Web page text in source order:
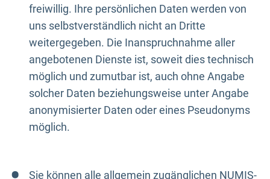
freiwillig. Ihre persönlichen Daten werden von
uns selbstverständlich nicht an Dritte
weitergegeben. Die Inanspruchnahme aller
angebotenen Dienste ist, soweit dies technisch
möglich und zumutbar ist, auch ohne Angabe
solcher Daten beziehungsweise unter Angabe
anonymisierter Daten oder eines Pseudonyms
möglich.
Sie können alle allgemein zugänglichen NUMIS-